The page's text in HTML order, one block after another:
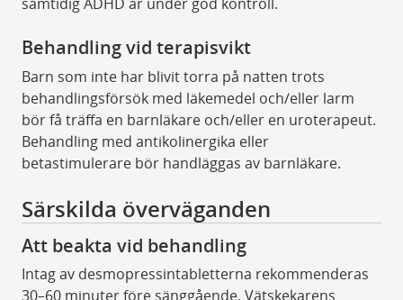
Behandling vid terapisvikt
Barn som inte har blivit torra på natten trots
behandlingsförsök med läkemedel och/eller larm
bör få träffa en barnläkare och/eller en uroterapeut.
Behandling med antikolinergika eller
betastimulerare bör handläggas av barnläkare.
Särskilda överväganden
Att beakta vid behandling
Intag av desmopressintabletterna rekommenderas
30–60 minuter före sänggående. Vätskekarens